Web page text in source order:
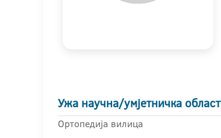
Ужа научна/умјетничка област
Ортопедија вилица